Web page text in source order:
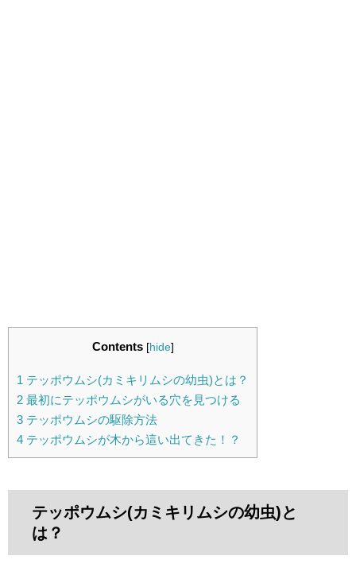
Contents [hide]
1 テッポウムシ(カミキリムシの幼虫)とは？
2 最初にテッポウムシがいる穴を見つける
3 テッポウムシの駆除方法
4 テッポウムシが木から這い出てきた！？
テッポウムシ(カミキリムシの幼虫)と
は？